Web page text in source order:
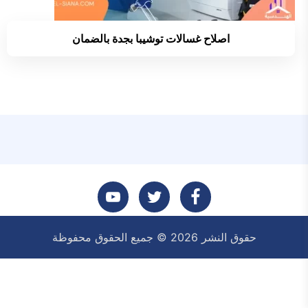
اصلاح غسالات توشيبا بجدة بالضمان
تابعنا
على
تابعنا
على
تابعنا
على حقوق النشر 2026 © جميع الحقوق محفوظة